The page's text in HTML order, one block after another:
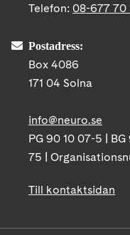
Telefon: 08-677 70
Postadress:
Box 4086
171 04 Solna
info@neuro.se
PG 90 10 07-5 |
75 |
Till kontaktsidan